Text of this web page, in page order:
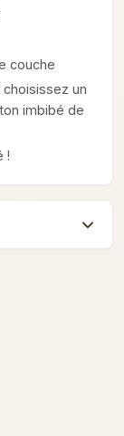
couche
choisissez un
imbibé de
!